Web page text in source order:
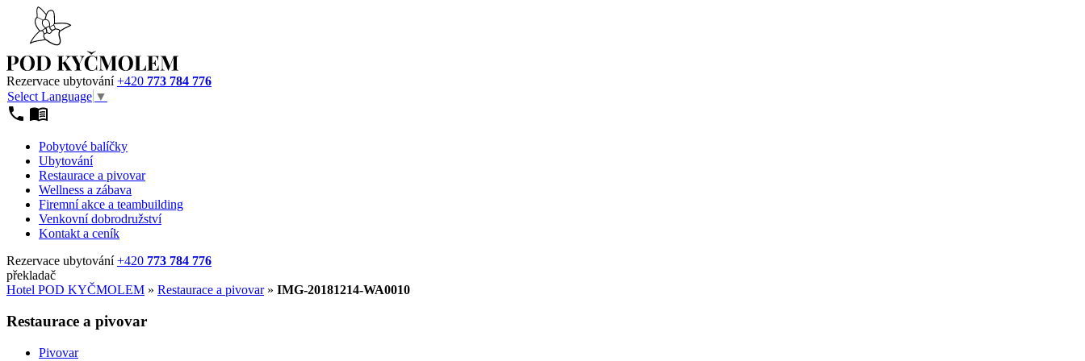
Rezervace ubytování+420 773 784 776
Select Language ▼
Pobytové balíčky
Ubytování
Restaurace a pivovar
Wellness a zábava
Firemní akce a teambuilding
Venkovní dobrodružství
Kontakt a ceník
Rezervace ubytování+420 773 784 776
překladač
Hotel POD KYČMOLEM » Restaurace a pivovar» IMG-20181214-WA0010
Restaurace a pivovar
Pivovar